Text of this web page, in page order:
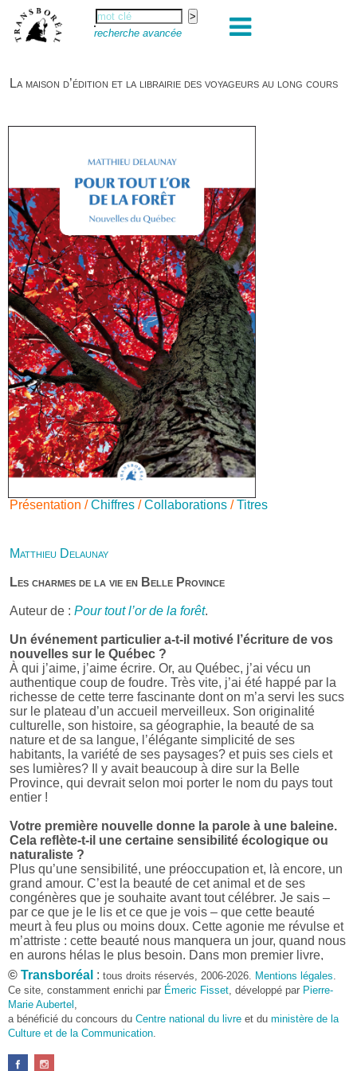
recherche avancée
La maison d’édition et la librairie des voyageurs au long cours
Présentation /Chiffres /Collaborations /Titres
Matthieu Delaunay
Les charmes de la vie en Belle Province
Auteur de : Pour tout l’or de la forêt.
Un événement particulier a-t-il motivé l’écriture de vos
nouvelles sur le Québec ?
À qui j’aime, j’aime écrire. Or, au Québec, j’ai vécu un
authentique coup de foudre. Très vite, j’ai été happé par la
richesse de cette terre fascinante dont on m’a servi les sucs
sur le plateau d’un accueil merveilleux. Son originalité
culturelle, son histoire, sa géographie, la beauté de sa
nature et de sa langue, l’élégante simplicité de ses
habitants, la variété de ses paysages? et puis ses ciels et
ses lumières? Il y avait beaucoup à dire sur la Belle
Province, qui devrait selon moi porter le nom du pays tout
entier !
Votre première nouvelle donne la parole à une baleine.
Cela reflète-t-il une certaine sensibilité écologique ou
naturaliste ?
Plus qu’une sensibilité, une préoccupation et, là encore, un
grand amour. C’est la beauté de cet animal et de ses
congénères que je souhaite avant tout célébrer. Je sais –
par ce que je le lis et ce que je vois – que cette beauté
meurt à feu plus ou moins doux. Cette agonie me révulse et
m’attriste : cette beauté nous manquera un jour, quand nous
en aurons hélas le plus besoin. Dans mon premier livre,
j’avais pris goût à me mettre dans la peau d’une bête. Outre
l’intérêt de l’exercice littéraire, il me semble que cela peut
être un bon moyen pour transmettre certains messages.
Pourquoi avoir choisi le format des nouvelles plutôt
qu’un autre ?
D’abord parce que j’aime (décidément!) en lire !
© Transboréal : tous droits réservés, 2006-2026. Mentions légales
Ce site, constamment enrichi par Émeric Fisset , développé par Pierre-
Marie Aubertel
a bénéficié du concours du Centre national du livre et du ministère de la
Culture et de la Communication